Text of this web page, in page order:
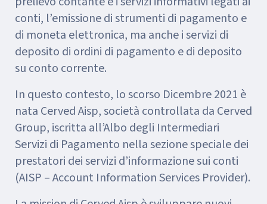
conti, l’emissione di strumenti di pagamento e
di moneta elettronica, ma anche i servizi di
deposito di ordini di pagamento e di deposito
su conto corrente.
In questo contesto, lo scorso Dicembre 2021 è
nata Cerved Aisp, società controllata da Cerved
Group, iscritta all’Albo degli Intermediari
Servizi di Pagamento nella sezione speciale dei
prestatori dei servizi d’informazione sui conti
(AISP – Account Information Services Provider).